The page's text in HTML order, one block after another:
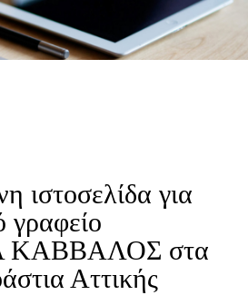
ιστοσελίδα για
γραφείο
ΚΑΒΒΑΛΟΣ στα
Αττικής